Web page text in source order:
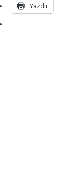
Yazdır